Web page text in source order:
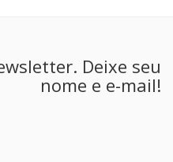
Deixe seu
nome e e-mail!